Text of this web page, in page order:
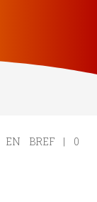
EN BREF | 0